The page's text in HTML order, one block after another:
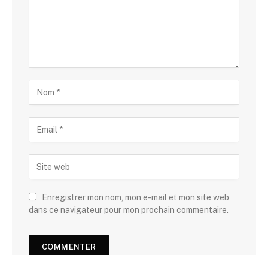
Enregistrer mon nom, mon e-mail et mon site web
dans ce navigateur pour mon prochain commentaire.